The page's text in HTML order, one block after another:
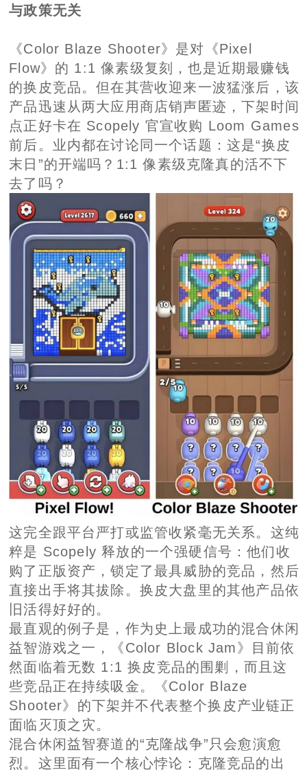
与政策无关
《Color Blaze Shooter》是对《Pixel
Flow》的 1:1 像素级复刻，也是近期最赚钱
的换皮竞品。但在其营收迎来一波猛涨后，该
产品迅速从两大应用商店销声匿迹，下架时间
点正好卡在 Scopely 官宣收购 Loom Games
前后。业内都在讨论同一个话题：这是“换皮
末日”的开端吗？1:1 像素级克隆真的活不下
去了吗？
这完全跟平台严打或监管收紧毫无关系。这纯
粹是 Scopely 释放的一个强硬信号：他们收
购了正版资产，锁定了最具威胁的竞品，然后
直接出手将其拔除。换皮大盘里的其他产品依
旧活得好好的。
最直观的例子是，作为史上最成功的混合休闲
益智游戏之一，《Color Block Jam》目前依
然面临着无数 1:1 换皮竞品的围剿，而且这
些竞品正在持续吸金。《Color Blaze
Shooter》的下架并不代表整个换皮产业链正
面临灭顶之灾。
混合休闲益智赛道的“克隆战争”只会愈演愈
烈。这里面有一个核心悖论：克隆竞品的出